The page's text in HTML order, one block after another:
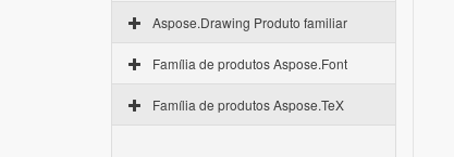
Aspose.Drawing Produto familiar
Família de produtos Aspose.Font
Família de produtos Aspose.TeX